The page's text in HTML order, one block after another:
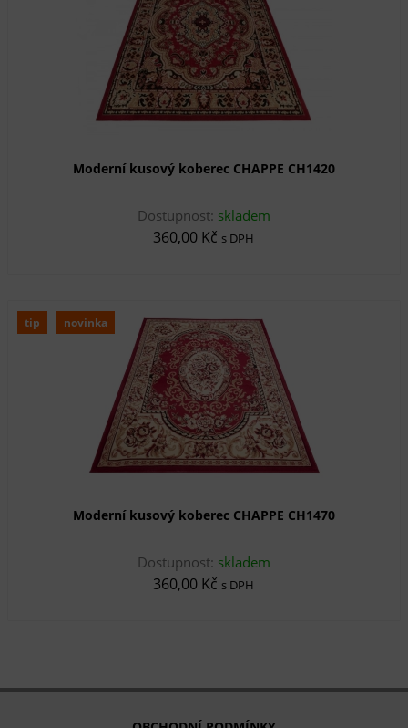
Moderní kusový koberec CHAPPE CH1420
Dostupnost: skladem
360,00 Kč s DPH
tip novinka
Moderní kusový koberec CHAPPE CH1470
Dostupnost: skladem
360,00 Kč s DPH